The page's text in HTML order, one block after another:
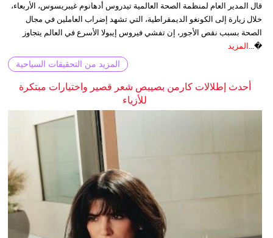
قال المدير العام لمنظمة الصحة العالمية تيدروس أدهانوم غيبريسوس، الأربعاء،
خلال زيارة إلى الكونغو الديمقراطية، التي تشهد إضراب العاملين في مجال
الصحة بسبب نقص الأجور، إن تفشي فيروس إيبولا الأسرع في العالم يتجاوز
�... المزيد
المزيد من التحقيقات السياحية
أحدث إطلالات كارمن بصيبص شعر قصير واختيارات مبتكرة
للأزياء